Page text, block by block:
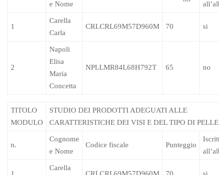
e Nome
1
Carella
Carla
CRLCRL69M57D960M 70 si
2
Napoli
Elisa
Maria
Concetta
NPLLMR84L68H792T 65 no
TITOLO
MODULO
STUDIO DEI PRODOTTI ADEGUATI ALLE
CARATTERISTICHE DEI VISI E DEL TIPO DI PELLE
n.
Cognome
e Nome
Codice fiscale Punteggio
1
Carella
CRLCRL69M57D960M 70 si